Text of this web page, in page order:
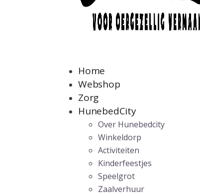
Home
Webshop
Zorg
HunebedCity
Over Hunebedcity
Winkeldorp
Activiteiten
Kinderfeestjes
Speelgrot
Zaalverhuur